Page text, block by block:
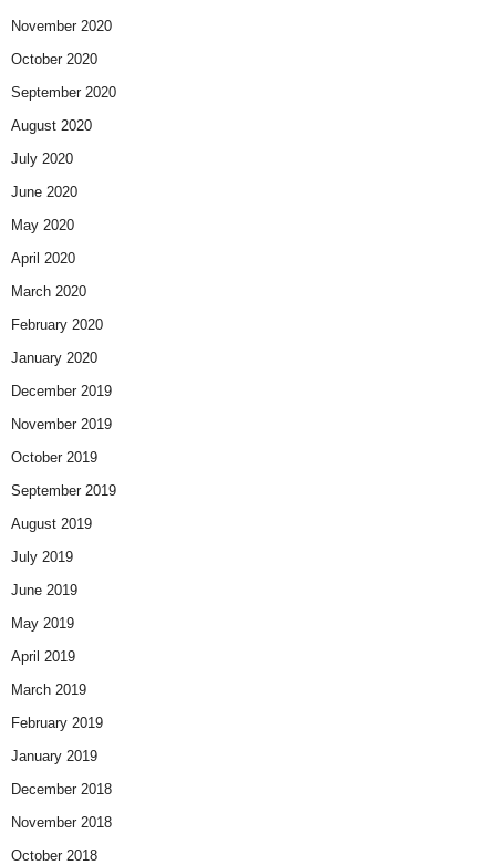
November 2020
October 2020
September 2020
August 2020
July 2020
June 2020
May 2020
April 2020
March 2020
February 2020
January 2020
December 2019
November 2019
October 2019
September 2019
August 2019
July 2019
June 2019
May 2019
April 2019
March 2019
February 2019
January 2019
December 2018
November 2018
October 2018